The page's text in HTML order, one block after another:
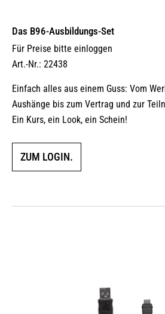
Das B96-Ausbildungs-Set
Für Preise bitte einloggen
Art.-Nr.: 22438
Einfach alles aus einem Guss: Vom
Aushänge bis zum Vertrag und zur
Ein Kurs, ein Look, ein Schein!
ZUM LOGIN.